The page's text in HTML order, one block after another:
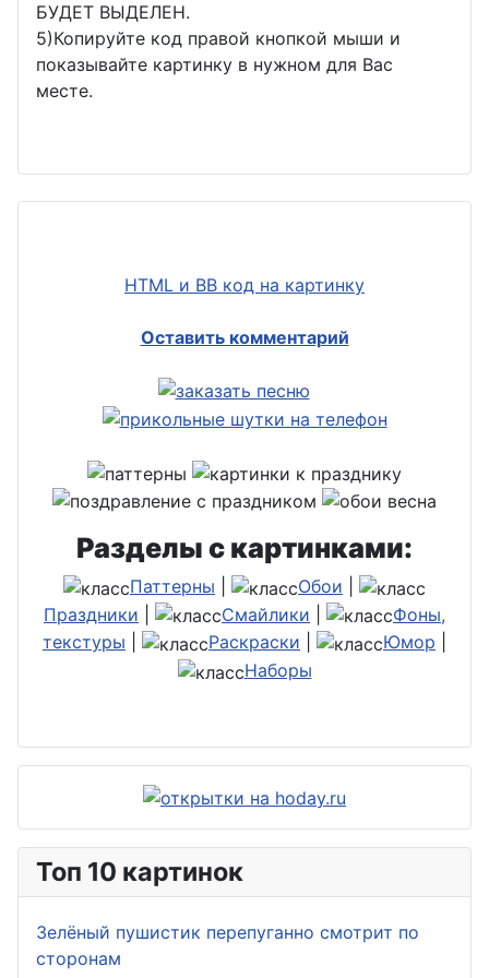
БУДЕТ ВЫДЕЛЕН.
5)Копируйте код правой кнопкой мыши и
показывайте картинку в нужном для Вас
месте.
HTML и BB код на картинку
Оставить комментарий
Разделы с картинками:
Паттерны Обои
Праздники
Смайлики
Фоны,
текстуры
Раскраски Юмор
Наборы
Топ 10 картинок
Зелёный пушистик перепуганно смотрит по
сторонам